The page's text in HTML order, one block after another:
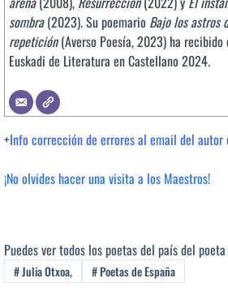
sombra(2023). Su poemario Bajo los astros
repetición(Averso Poesía, 2023) ha recibido
Euskadi de Literatura en Castellano 2024.
+Info corrección de errores al email del autor
¡No olvides hacer una visita a los Maestros!
Puedes ver todos los poetas del país del
#Julia Otxoa, #Poetas de España